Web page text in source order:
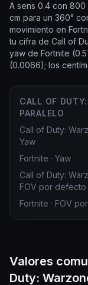
A sens 0.4 con 800
cm para un 360°
movimiento en
tu cifra de Call of
yaw de Fortnite
(0.0066); los
CALL OF
PARALELO
Call of Duty:
Yaw
Fortnite · Yaw
Call of Duty:
FOV por defecto
Fortnite · FOV
Valores
Duty: